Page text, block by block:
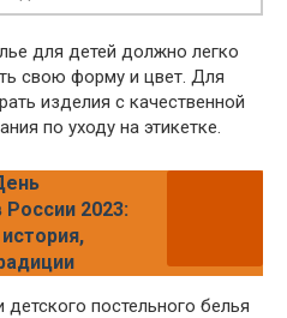
для детей должно легко
свою форму и цвет. Для
изделия с качественной
по уходу на этикетке.
2023:
постельного белья